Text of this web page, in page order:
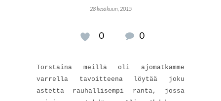
28 kesäkuun, 2015
0 0
Torstaina meillä oli ajomatkamme
varrella tavoitteena löytää joku
astetta rauhallisempi ranta, jossa